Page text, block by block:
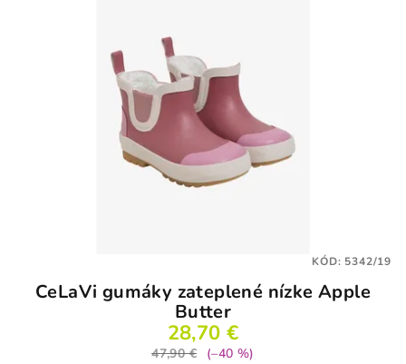
CeLaVi gumáky zateplené nízke Apple
Butter
28,70 €
47,90 €
(–40 %)
KÓD: 5342/19